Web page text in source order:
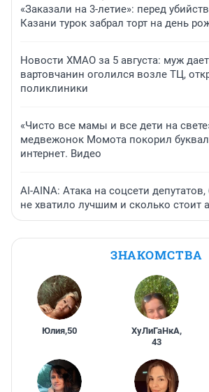
«Заказали на 3-летие»: перед
Казани турок забрал торт на день
Новости ХМАО за 5 августа: муж
вартовчанин оголился возле ТЦ,
поликлиники
«Чисто все мамы и все дети на
медвежонок Момота покорил
интернет. Видео
AI-AINA: Атака на соцсети
не хватило лучшим и сколько стоит
ЗНАКОМСТВА
Юлия,50 ХуЛиГаНкА,
43